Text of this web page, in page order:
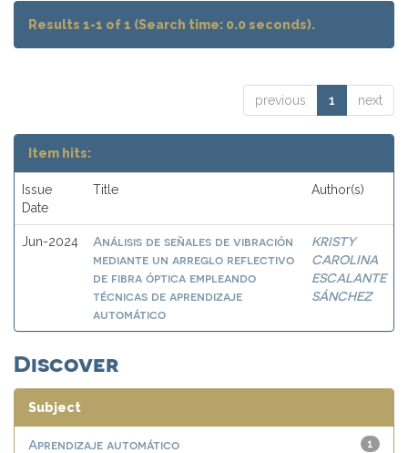
Results 1-1 of 1 (Search time: 0.0 seconds).
previous 1 next
Item hits:
Issue
Date
Title Author(s)
Jun-2024
Análisis de señales de vibración
mediante un arreglo reflectivo
de fibra óptica empleando
técnicas de aprendizaje
automático
KRISTY
CAROLINA
ESCALANTE
SÁNCHEZ
Discover
Subject
1
Aprendizaje automático